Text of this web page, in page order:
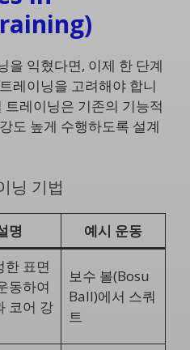
을 익혔다면, 이제 한 단계
레이닝을 고려해야 합니
레이닝은 기존의 기능적
도 높게 수행하도록 설계
닝 기법
명 예시 운동
한 표면
동하여
코어 강
보수 볼(Bosu
Ball)에서 스쿼
트